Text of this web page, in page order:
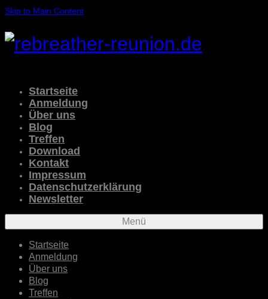
Skip to Main Content
Startseite
Anmeldung
Über uns
Blog
Treffen
Download
Kontakt
Impressum
Datenschutzerklärung
Newsletter
Menü
Startseite
Anmeldung
Über uns
Blog
Treffen